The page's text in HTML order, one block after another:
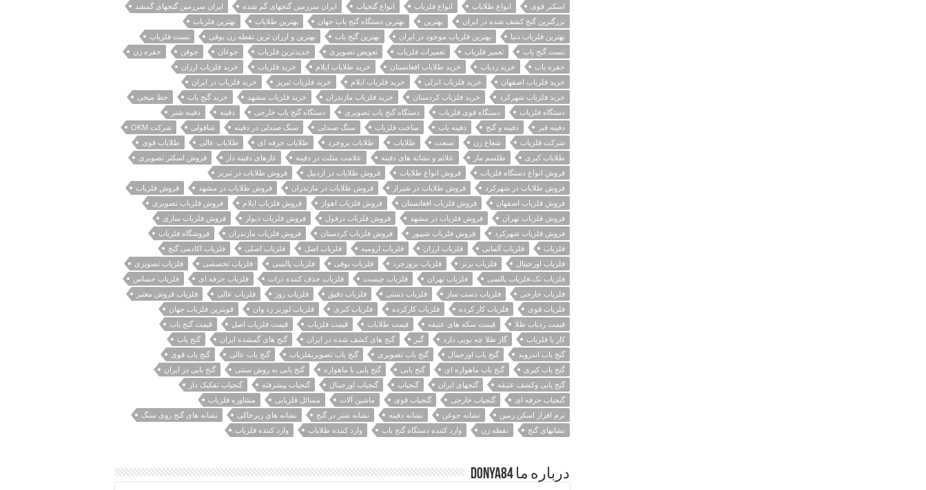
اسکنر قوی
انواع طلایاب انواع فلزیاب انواع گنجیاب ایران سرزمین گنجهای گم شده
ایران سرزمین گنجهای گمشد
بزرگترین گنج کشف شده در ایران
بهترین بهترین دستگاه گنج یاب جهان بهترین طلایاب
بهترین فلزیاب
بهترین فلزیاب دنیا
بهترین فلزیاب موجود در ایران بهترین گنج یاب بهترین و ارزان ترین نقطه زن بوقی
تست فلزیاب
تست گنج یاب
تعمیر فلزیاب تعمیرات فلزیاب تعویض تصویری جدیدترین فلزیاب جوغان جوقن
حفره زن
حفره یاب
خرید ردیاب خرید طلایاب افغانستان خرید طلایاب ایلام خرید فلزیاب
خرید فلزیاب ارزان
خرید فلزیاب اصفهان
خرید فلزیاب انزلی خرید فلزیاب ایلام خرید فلزیاب تبریز
خرید فلزیاب در ایران
خرید فلزیاب شهرکرد
خرید فلزیاب کردستان خرید فلزیاب مازندران خرید فلزیاب مشهد خرید گنج یاب
خط میخی
دستگاه فلزیاب
دستگاه قوی فلزیاب دستگاه گنج یاب تصویری دستگاه گنج یاب خارجی دفینه
دفینه شتر
دفینه قبر
دفینه و گنج دفینه یاب ساخت فلزیاب سنگ صندلی سنگ صندلی در دفینه شاقولی
شرکت OKM
شرکت فلزیاب
شعاع زن صنعت طلایاب طلایاب بروجرد طلایاب حرفه ای طلایاب عالی
طلایاب قوی
طلایاب کبری
طلسم مار علائم و نشانه های دفینه علامت مثلث در دفینه غارهای دفینه دار
فروش اسکنر تصویری
فروش انواع دستگاه فلزیاب
فروش انواع طلایاب فروش طلایاب در اردبیل
فروش طلایاب در تبریز
فروش طلایاب در شهرکرد
فروش طلایاب در شیراز فروش طلایاب در مازندران فروش طلایاب در مشهد
فروش فلزیاب
فروش فلزیاب اصفهان
فروش فلزیاب افغانستان فروش فلزیاب اهواز فروش فلزیاب ایلام
فروش فلزیاب تصویری
فروش فلزیاب تهران
فروش فلزیاب در مشهد فروش فلزیاب دزفول فروش فلزیاب دیوار
فروش فلزیاب ساری
فروش فلزیاب شهرکرد
فروش فلزیاب شیپور فروش فلزیاب کردستان فروش فلزیاب مازندران
فروشگاه فلزیاب
فلزیاب
فلزیاب آلمانی فلزیاب ارزان فلزیاب ارومیه فلزیاب اصل فلزیاب اصلی
فلزیاب اکادمی گنج
فلزیاب اورجینال
فلزیاب برتر فلزیاب برورجرد فلزیاب بوقی فلزیاب پالسی فلزیاب تخصصی
فلزیاب تصویری
فلزیاب تک،فلزیاب پالسی
فلزیاب تهران فلزیاب چیست فلزیاب حذف کننده ذرات فلزیاب حرفه ای
فلزیاب حساس
فلزیاب خارجی
فلزیاب دست ساز فلزیاب دستی فلزیاب دقیق فلزیاب روژ فلزیاب عالی
فلزیاب فروش معتبر
فلزیاب قوی
فلزیاب کار کرده فلزیاب کارکرده فلزیاب کبری فلزیاب لورنز زد وان
قویترین فلزیاب جهان
قیمت ردیاب طلا
قیمت سکه های عتیقه قیمت طلایاب قیمت فلزیاب قیمت فلزیاب اصل
قیمت گنج یاب
کار با فلزیاب
گاز طلا چه بویی دارد گبر گنج های کشف شده در ایران گنج های گمشده ایران
گنج یاب
گنج یاب اندروید
گنج یاب اورجینال گنج یاب تصویری گنج یاب تصویریفلزیاب گنج یاب عالی
گنج یاب قوی
گنج یاب کبری
گنج یاب ماهواره ای گنج یابی گنج یابی با ماهواره گنج یابی به روش سنتی
گنج یابی در ایران
گنج یابی وکشف عتیقه
گنجهای ایران گنجیاب گنجیاب اورجینال گنجیاب پیشرفته
گنجیاب تفکیک دار
گنجیاب حرفه ای
گنجیاب خارجی گنجیاب قوی ماشین آلات مسائل فلزیابی
مشاوره فلزیاب
نرم افزار اسکن زمین
نشانه جوغن نشانه دفینه نشانه شتر در گنج نشانه های زیرخاکی
نشانه های گنج روی سنگ
نشانهای گنج
نقطه زن وارد کننده دستگاه گنج یاب وارد کننده طلایاب وارد کننده فلزیاب
درباره ما Donya84